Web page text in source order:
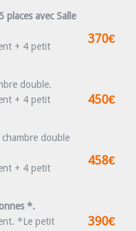
places avec Salle
+ 4 petit
370€
double.
+ 4 petit
450€
double
+ 4 petit
458€
*.
*Le petit
390€